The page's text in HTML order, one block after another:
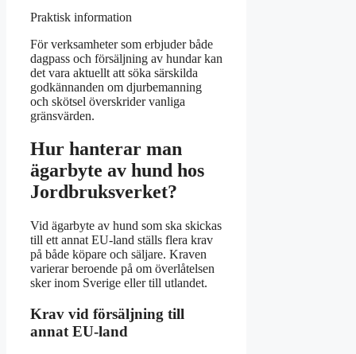
Praktisk information
För verksamheter som erbjuder både
dagpass och försäljning av hundar kan
det vara aktuellt att söka särskilda
godkännanden om djurbemanning
och skötsel överskrider vanliga
gränsvärden.
Hur hanterar man
ägarbyte av hund hos
Jordbruksverket?
Vid ägarbyte av hund som ska skickas
till ett annat EU-land ställs flera krav
på både köpare och säljare. Kraven
varierar beroende på om överlåtelsen
sker inom Sverige eller till utlandet.
Krav vid försäljning till
annat EU-land